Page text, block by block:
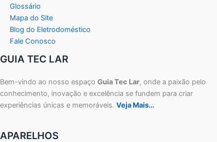
Glossário
Mapa do Site
Blog do Eletrodoméstico
Fale Conosco
GUIA TEC LAR
Bem-vindo ao nosso espaço Guia Tec Lar, onde a paixão pelo
conhecimento, inovação e excelência se fundem para criar
experiências únicas e memoráveis. Veja Mais…
APARELHOS